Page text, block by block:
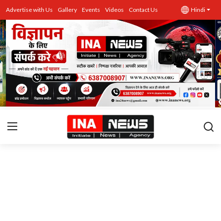
Advertise with Us Gallery Events Videos Contact Us Hindi
उत्तर प्रदेश
Advertise with Us
Events
राज्य